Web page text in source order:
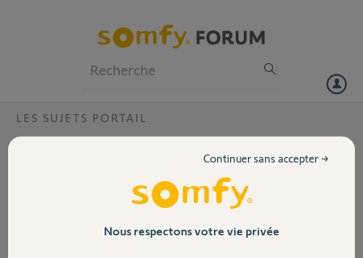
Volet
LES SUJETS PORTAIL
Ouverture intempestive portail 1 fois sur 10
Mon portail s'ouvre de maniere intempestive en fin de course de
suffisament pour avoir besoin de surveiller la bonne fermeture a
Nous respectons votre vie privée
Continuer sans accepter →